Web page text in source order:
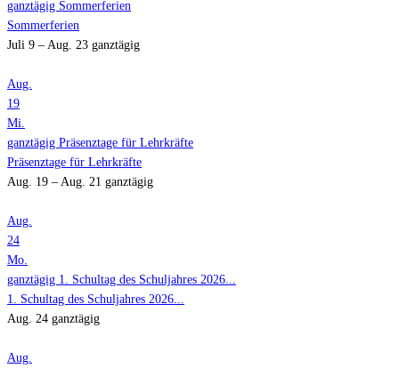
ganztägig Sommerferien
Sommerferien
Juli 9 – Aug. 23 ganztägig
Aug.
19
Mi.
ganztägig Präsenztage für Lehrkräfte
Präsenztage für Lehrkräfte
Aug. 19 – Aug. 21 ganztägig
Aug.
24
Mo.
ganztägig 1. Schultag des Schuljahres 2026...
1. Schultag des Schuljahres 2026...
Aug. 24 ganztägig
Aug.